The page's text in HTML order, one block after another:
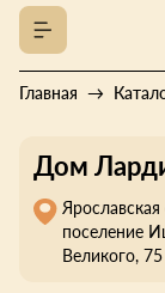
Главная
Дом
поселение
Великого,